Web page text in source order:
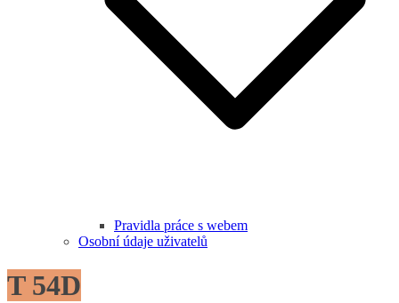
Pravidla práce s webem
Osobní údaje uživatelů
T 54D